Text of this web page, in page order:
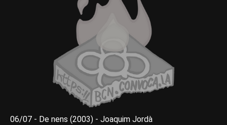
06/07 - De nens (2003) - Joaquim Jordà